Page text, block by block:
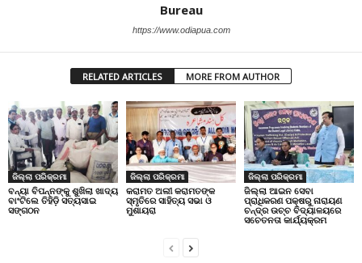
Bureau
https://www.odiapua.com
RELATED ARTICLES MORE FROM AUTHOR
ଜିଲ୍ଲା ପରିକ୍ରମା
ବନ୍ୟା ବିପନ୍ନଙ୍କୁ ଶୁଖିଲା ଖାଦ୍ୟ
ବାଂଟିଲେ ତିହିଡି଼ ସତ୍ୟସାଇ
ସଙ୍ଗଠନ
ଜିଲ୍ଲା ପରିକ୍ରମା
କରାମତ ଅଲୀ କରାମତଙ୍କ
ସ୍ମୃତିରେ ସାହିତ୍ୟ ସଭା ଓ
ମୁଶାୟରା
ଜିଲ୍ଲା ପରିକ୍ରମା
ଜିଲ୍ଲା ଆଇନ ସେବା
ପ୍ରାଧିକରଣ ପକ୍ଷରୁ ନାରାୟଣ
ଚନ୍ଦ୍ର ଉଚ୍ଚ ବିଦ୍ୟାଳୟରେ
ସଚେତନତା କାର୍ଯ୍ୟକ୍ରମ